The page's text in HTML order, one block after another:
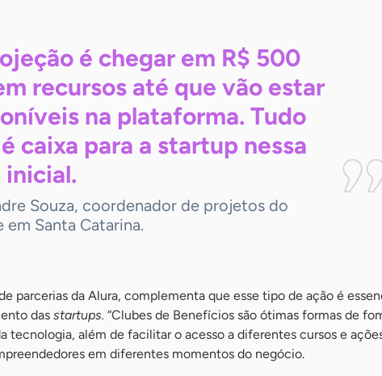
é chegar em R$ 500
recursos até que vão estar
na plataforma. Tudo
caixa para a startup nessa
inicial.
Souza, coordenador de projetos do
em Santa Catarina.
parcerias da Alura, complementa que esse tipo de ação é
das startups. “Clubes de Benefícios são ótimas formas de
tecnologia, além de facilitar o acesso a diferentes cursos e
em diferentes momentos do negócio.